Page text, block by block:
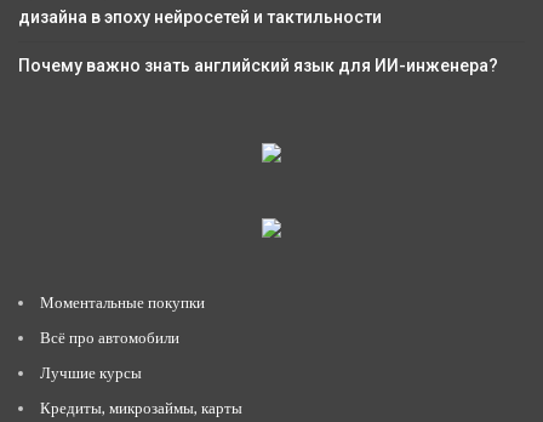
дизайна в эпоху нейросетей и тактильности
Почему важно знать английский язык для ИИ-инженера?
Моментальные покупки
Всё про автомобили
Лучшие курсы
Кредиты, микрозаймы, карты